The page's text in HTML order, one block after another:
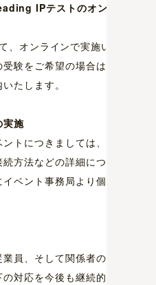
IPテストのオンライン
オンラインで実施いたしま
験をご希望の場合は、別の
たします。
実施
トにつきましては、全てオ
方法などの詳細につきまし
ベント事務局より個別にご
員、そして関係者の皆様の
対応を今後も継続的に実施